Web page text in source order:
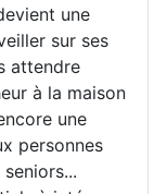
une
sur ses
attendre
à la maison
une
personnes